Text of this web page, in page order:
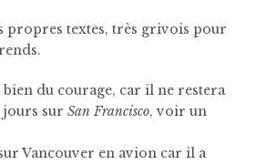
propres textes, très grivois pour
du courage, car il ne restera
jours sur San Francisco, voir un
Vancouver en avion car il a